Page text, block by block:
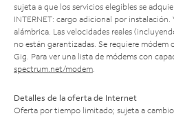
sujeta a que los servicios elegibles se
INTERNET: cargo adicional por instalación.
alámbrica. Las velocidades reales
no están garantizadas. Se requiere módem
Gig. Para ver una lista de módems con
spectrum.net/modem
Detalles de la oferta de Internet
Oferta por tiempo limitado; sujeta a